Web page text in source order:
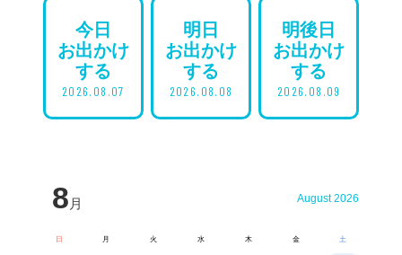
今日
お出かけ
する
2026.08.07
明日
お出かけ
する
2026.08.08
明後日
お出かけ
する
2026.08.09
8 月 August 2026
日 月 火 水 木 金 土